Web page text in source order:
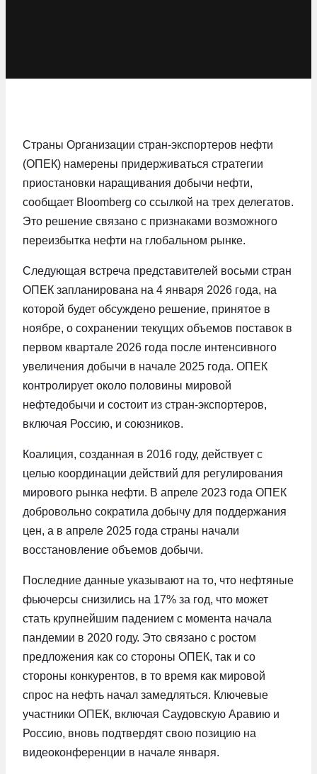
Страны Организации стран-экспортеров нефти
(ОПЕК) намерены придерживаться стратегии
приостановки наращивания добычи нефти,
сообщает Bloomberg со ссылкой на трех делегатов.
Это решение связано с признаками возможного
переизбытка нефти на глобальном рынке.
Следующая встреча представителей восьми стран
ОПЕК запланирована на 4 января 2026 года, на
которой будет обсуждено решение, принятое в
ноябре, о сохранении текущих объемов поставок в
первом квартале 2026 года после интенсивного
увеличения добычи в начале 2025 года. ОПЕК
контролирует около половины мировой
нефтедобычи и состоит из стран-экспортеров,
включая Россию, и союзников.
Коалиция, созданная в 2016 году, действует с
целью координации действий для регулирования
мирового рынка нефти. В апреле 2023 года ОПЕК
добровольно сократила добычу для поддержания
цен, а в апреле 2025 года страны начали
восстановление объемов добычи.
Последние данные указывают на то, что нефтяные
фьючерсы снизились на 17% за год, что может
стать крупнейшим падением с момента начала
пандемии в 2020 году. Это связано с ростом
предложения как со стороны ОПЕК, так и со
стороны конкурентов, в то время как мировой
спрос на нефть начал замедляться. Ключевые
участники ОПЕК, включая Саудовскую Аравию и
Россию, вновь подтвердят свою позицию на
видеоконференции в начале января.